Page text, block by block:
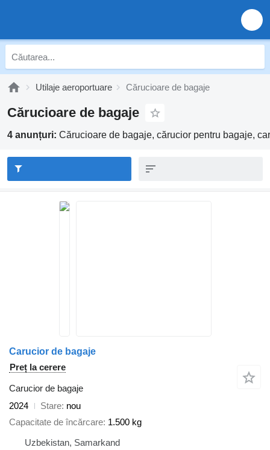
Utilaje aeroportuare Cărucioare de bagaje
Cărucioare de bagaje
4 anunțuri: Cărucioare de bagaje, cărucior pentru bagaje,
Carucior de bagaje
Preț la cerere
Carucior de bagaje
2024
Stare nou
Capacitate de încărcare 1.500 kg
Uzbekistan, Samarkand